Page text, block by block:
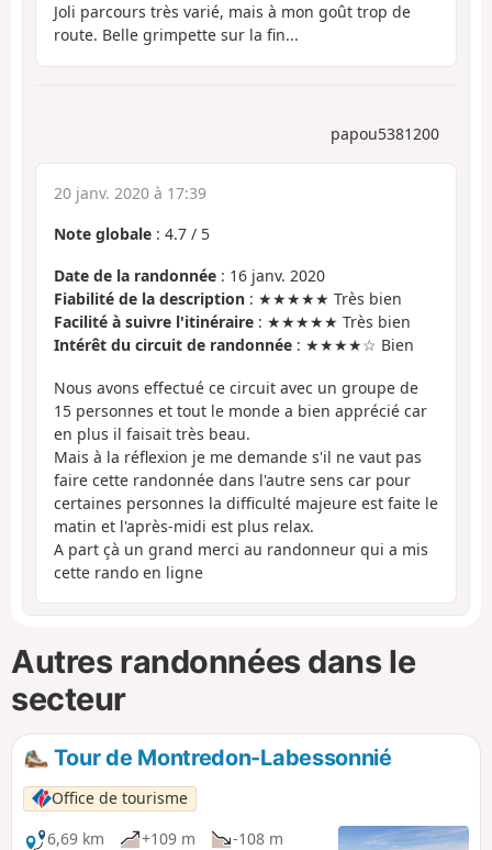
Joli parcours très varié, mais à mon goût trop de
route. Belle grimpette sur la fin...
papou5381200
20 janv. 2020 à 17:39
Note globale : 4.7 / 5
Date de la randonnée : 16 janv. 2020
Fiabilité de la description : ★★★★★ Très bien
Facilité à suivre l'itinéraire : ★★★★★ Très bien
Intérêt du circuit de randonnée : ★★★★☆ Bien
Nous avons effectué ce circuit avec un groupe de
15 personnes et tout le monde a bien apprécié car
en plus il faisait très beau.
Mais à la réflexion je me demande s'il ne vaut pas
faire cette randonnée dans l'autre sens car pour
certaines personnes la difficulté majeure est faite le
matin et l'après-midi est plus relax.
A part çà un grand merci au randonneur qui a mis
cette rando en ligne
Autres randonnées dans le
secteur
Tour de Montredon-Labessonnié
Office de tourisme
6,69 km
+109 m -108 m